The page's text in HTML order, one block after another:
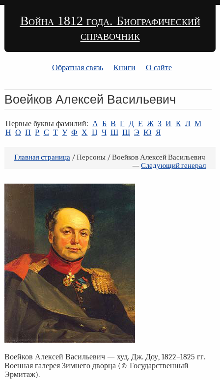
Война 1812 года. Биографический
справочник
Обратная связь Книги О сайте
Воейков Алексей Васильевич
Первые буквы фамилий: А Б В Г Д Е Ж З И К Л М
Н О П Р С Т У Ф Х Ц Ч Ш Щ Э Ю Я
Главная страница/ Персоны / Воейков Алексей Васильевич
—Следующий генерал
Воейков Алексей Васильевич — худ. Дж. Доу, 1822–1825 гг.
Военная галерея Зимнего дворца (© Государственный
Эрмитаж).